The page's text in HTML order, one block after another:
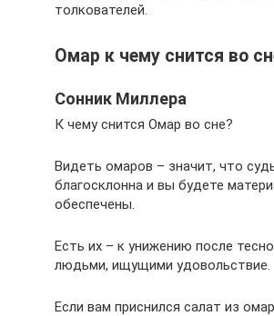
толкователей.
Омар к чему снится во
Сонник Миллера
К чему снится Омар во сне?
Видеть омаров – значит, что
благосклонна и вы будете
обеспечены.
Есть их – к унижению после
людьми, ищущими удовольствие.
Если вам приснился салат из